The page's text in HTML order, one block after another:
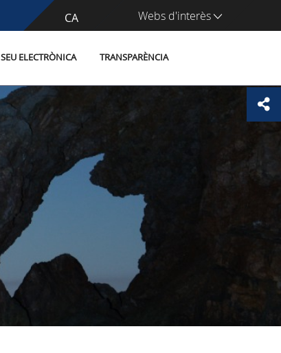
CA
ES Webs d'interès
SEU ELECTRÒNICA TRANSPARÈNCIA